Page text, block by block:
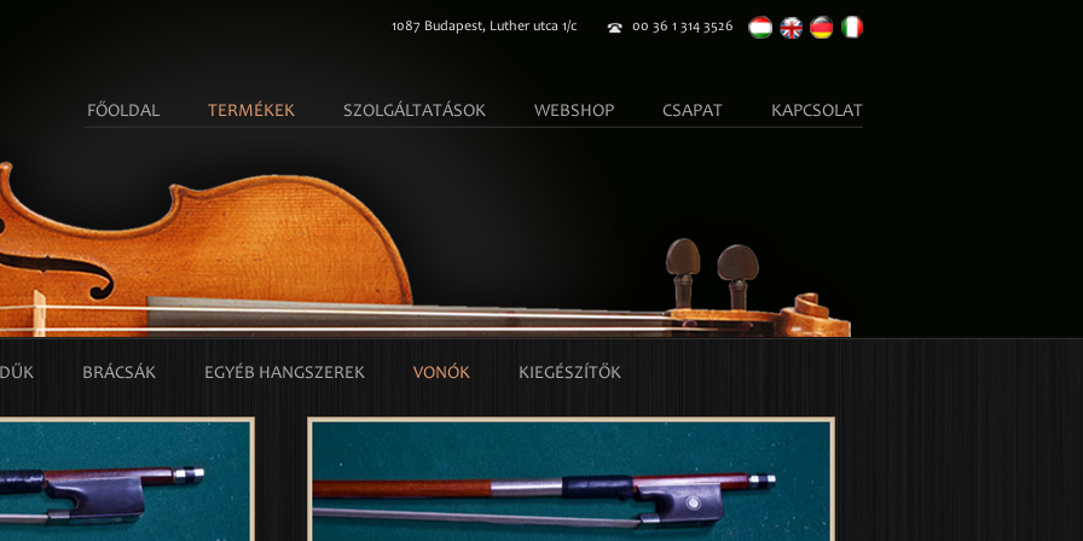
1087 Budapest, Luther utca 1/c 00 36 1 314 3526
KAPCSOLAT
CSAPAT
WEBSHOP
SZOLGÁLTATÁSOK
TERMÉKEK
FŐOLDAL
BRÁCSÁK EGYÉB HANGSZEREK VONÓK KIEGÉSZÍTŐK